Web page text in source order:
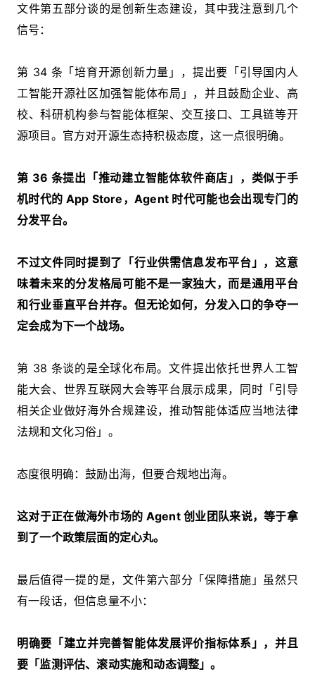
文件第五部分谈的是创新生态建设，其中我注意到几个
信号：
第 34 条「培育开源创新力量」，提出要「引导国内人
工智能开源社区加强智能体布局」，并且鼓励企业、高
校、科研机构参与智能体框架、交互接口、工具链等开
源项目。官方对开源生态持积极态度，这一点很明确。
第 36 条提出「推动建立智能体软件商店」，类似于手
机时代的 App Store，Agent 时代可能也会出现专门的
分发平台。
不过文件同时提到了「行业供需信息发布平台」，这意
味着未来的分发格局可能不是一家独大，而是通用平台
和行业垂直平台并存。但无论如何，分发入口的争夺一
定会成为下一个战场。
第 38 条谈的是全球化布局。文件提出依托世界人工智
能大会、世界互联网大会等平台展示成果，同时「引导
相关企业做好海外合规建设，推动智能体适应当地法律
法规和文化习俗」。
态度很明确：鼓励出海，但要合规地出海。
这对于正在做海外市场的 Agent 创业团队来说，等于拿
到了一个政策层面的定心丸。
最后值得一提的是，文件第六部分「保障措施」虽然只
有一段话，但信息量不小：
明确要「建立并完善智能体发展评价指标体系」，并且
要「监测评估、滚动实施和动态调整」。